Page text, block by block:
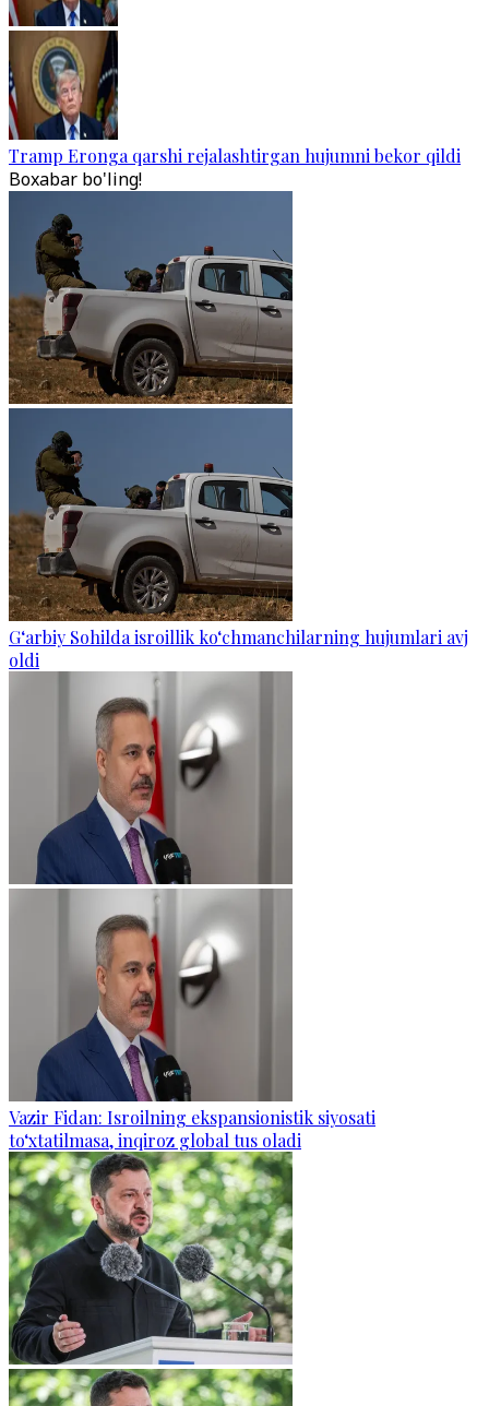
Tramp Eronga qarshi rejalashtirgan hujumni bekor qildi
Boxabar bo'ling!
G‘arbiy Sohilda isroillik ko‘chmanchilarning hujumlari avj
oldi
Vazir Fidan: Isroilning ekspansionistik siyosati
to‘xtatilmasa, inqiroz global tus oladi